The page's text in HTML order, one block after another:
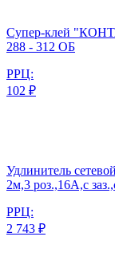
Супер-клей
288 - 312 ОБ
РРЦ:
102 ₽
Удлинитель
2м,3 роз.,16А,с
РРЦ:
2 743 ₽